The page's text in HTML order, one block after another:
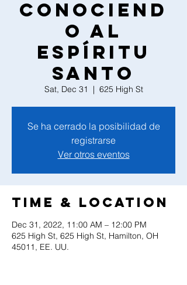
Conociend
o al
Espíritu
Santo
Sat, Dec 31
  |
625 High St
Se ha cerrado la posibilidad de
registrarse
Ver otros eventos
Time & Location
Dec 31, 2022, 11:00 AM – 12:00 PM
625 High St, 625 High St, Hamilton, OH
45011, EE. UU.